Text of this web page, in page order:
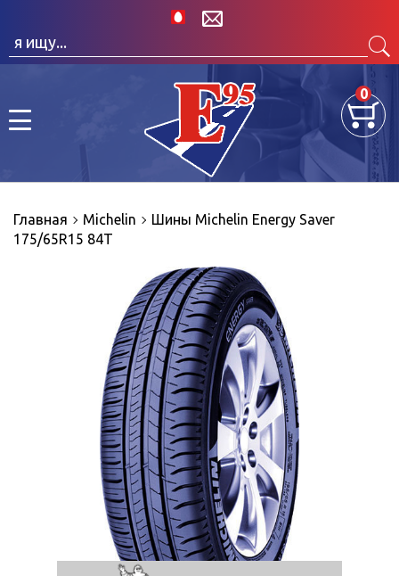
0
Главная Michelin
Шины Michelin Energy Saver
175/65R15 84T